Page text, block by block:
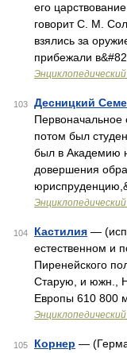
его
говорит С. М.
взялись за
прибежали
103 Десницкий
Первоначальное
потом был
был в Академию
довершения
104 Кастилия —
естественном и
Пиренейского
Старую, и южн.,
Европы 610 800
105 Корнер —